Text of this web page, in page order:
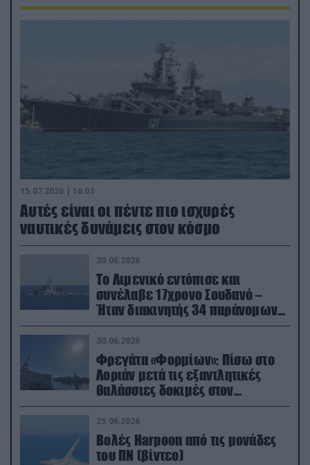
15.07.2026 | 16:03
Aυτές είναι οι πέντε πιο ισχυρές
ναυτικές δυνάμεις στον κόσμο
30.06.2026
Το Λιμενικό εντόπισε και
συνέλαβε 17χρονο Σουδανό –
Ήταν διακινητής 34 παράνομων
μεταναστών
30.06.2026
Φρεγάτα «Φορμίων»: Πίσω στο
Λοριάν μετά τις εξαντλητικές
θαλάσσιες δοκιμές στον
απαιτητικό Βισκαϊκό
25.06.2026
Βολές Harpoon από τις μονάδες
του ΠΝ (βίντεο)